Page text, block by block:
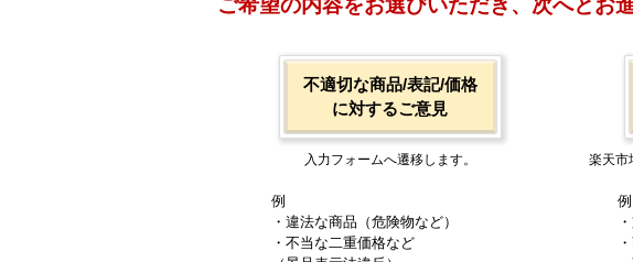
ご希望の内容をお選びいただき、次へとお
不適切な商品/表記/価格
に対するご意見
入力フォームへ遷移します。
例
・違法な商品（危険物など）
・不当な二重価格など
楽天市
例